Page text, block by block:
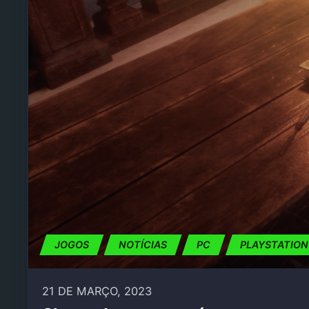
JOGOS NOTÍCIAS PC PLAYSTATION
21 DE MARÇO, 2023